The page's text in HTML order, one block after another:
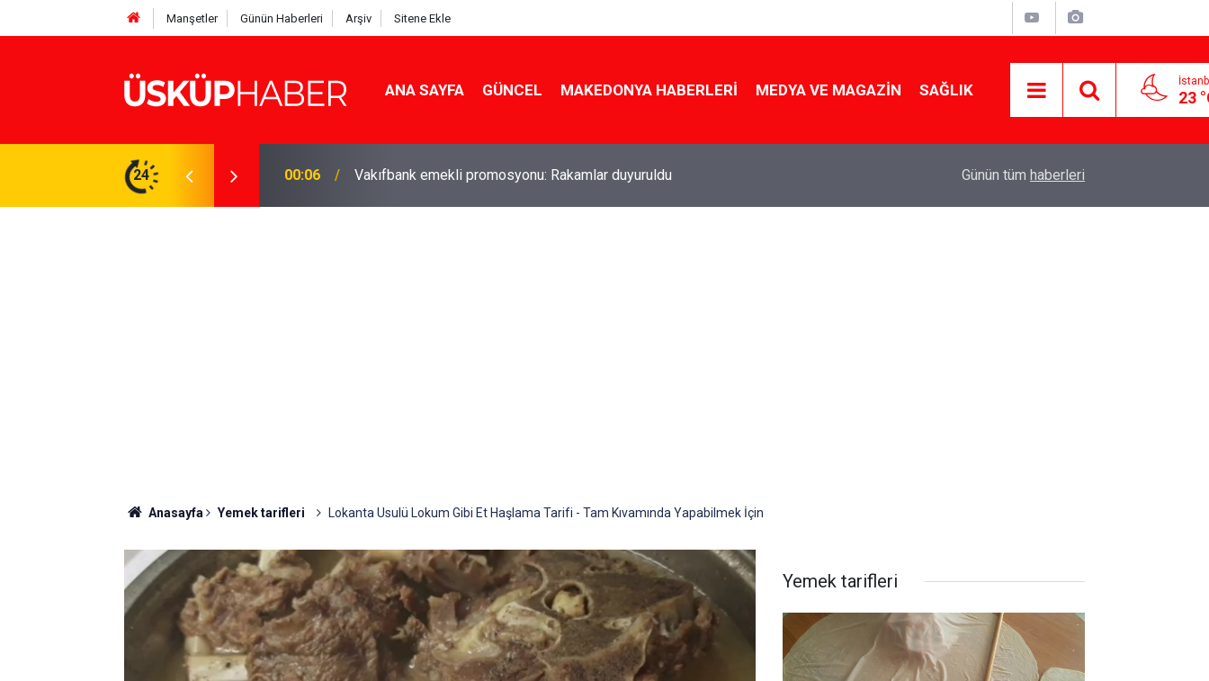
Manşetler Günün Haberleri Arşiv Sitene Ekle
ANA SAYFA GÜNCEL MAKEDONYA HABERLERI MEDYA VE MAGAZIN SAĞLIK 23
24 19:21 Gözde oldu! Hem köy hem mahalle hayatı iç içe! İzmir'deki doğal semt
yapmanın sırrı
Günün tüm haberleri
Anasayfa Yemek tarifleri Lokanta Usulü Lokum Gibi Et Haşlama Tarifi - Tam Kıvamında Yapabilmek İçin
Yemek tarifleri